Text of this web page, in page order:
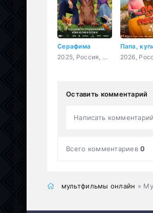
Серафима
2025, Россия, мультфильм, семейный
Оставить комментарий
Написать комментарий
Всего комментариев0
мультфильмы онлайн »